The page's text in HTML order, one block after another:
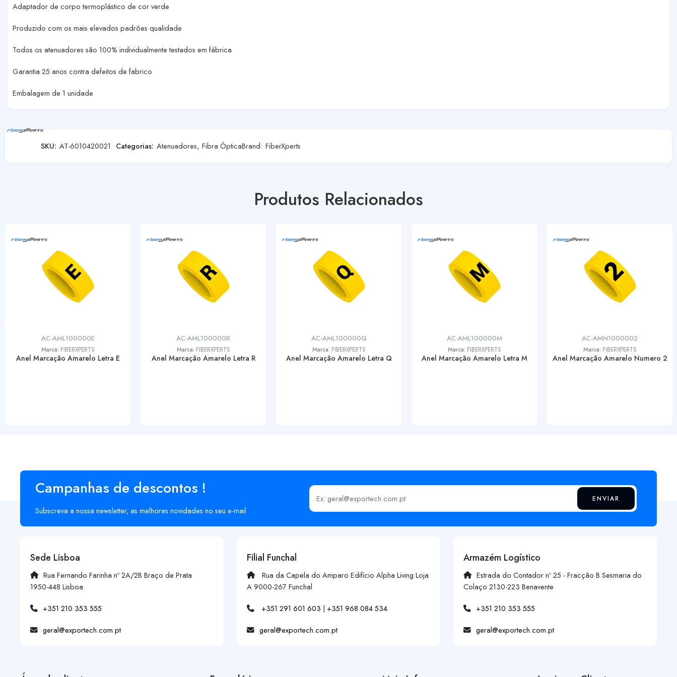
Adaptador de corpo termoplástico de cor verde
Produzido com os mais elevados padrões qualidade
Todos os atenuadores são 100% individualmente testados em fábrica
Garantia 25 anos contra defeitos de fabrico
Embalagem de 1 unidade
SKU: AT-6010420021 Categorias: Atenuadores, Fibra ÓpticaBrand: FiberXperts
Produtos Relacionados
AC-AML100000E
Marca: FIBERXPERTS
Anel Marcação Amarelo Letra E
AC-AML100000R
Marca: FIBERXPERTS
Anel Marcação Amarelo Letra R
AC-AML100000Q
Marca: FIBERXPERTS
Anel Marcação Amarelo Letra Q
AC-AML100000M
Marca: FIBERXPERTS
Anel Marcação Amarelo Letra M
AC-AMN1000002
Marca: FIBERXPERTS
Anel Marcação Amarelo Numero 2
Campanhas de descontos !
Subscreva a nossa newsletter, as melhores novidades no seu e-mail
Insira o seu email ENVIAR
Sede Lisboa
Rua Fernando Farinha nº 2A/2B Braço de Prata
1950-448 Lisboa
+351 210 353 555
geral@exportech.com.pt
Filial Funchal
Rua da Capela do Amparo Edifício Alpha Living Loja
A 9000-267 Funchal
+351 291 601 603 | +351 968 084 534
geral@exportech.com.pt
Armazém Logístico
Estrada do Contador nº 25 - Fracção B Sesmaria do
Colaço 2130-223 Benavente
+351 210 353 555
geral@exportech.com.pt